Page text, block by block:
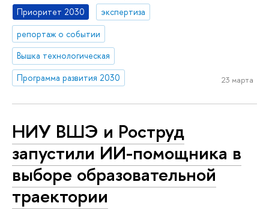
Приоритет 2030
экспертиза
репортаж о событии
Вышка технологическая
Программа развития 2030
23 марта
НИУ ВШЭ и Роструд
запустили ИИ-помощника в
выборе образовательной
траектории